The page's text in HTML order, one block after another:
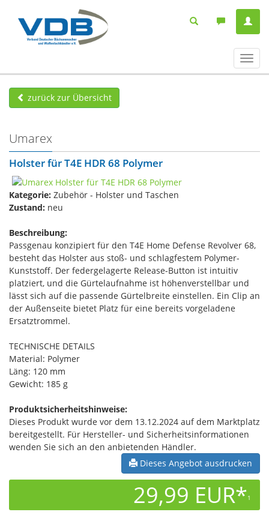
ein-/
zurück zur Übersicht
Umarex
Holster für T4E HDR 68 Polymer
Kategorie: Zubehör - Holster und Taschen
Zustand: neu
Beschreibung:
Passgenau konzipiert für den T4E Home Defense Revolver 68,
besteht das Holster aus stoß- und schlagfestem Polymer-
Kunststoff. Der federgelagerte Release-Button ist intuitiv
platziert, und die Gürtelaufnahme ist höhenverstellbar und
lässt sich auf die passende Gürtelbreite einstellen. Ein Clip an
der Außenseite bietet Platz für eine bereits vorgeladene
Ersatztrommel.
TECHNISCHE DETAILS
Material: Polymer
Läng: 120 mm
Gewicht: 185 g
Produktsicherheitshinweise:
Dieses Produkt wurde vor dem 13.12.2024 auf dem Marktplatz
bereitgestellt. Für Hersteller- und Sicherheitsinformationen
wenden Sie sich an den anbietenden Händler.
Dieses Angebot ausdrucken
29,99 EUR*1